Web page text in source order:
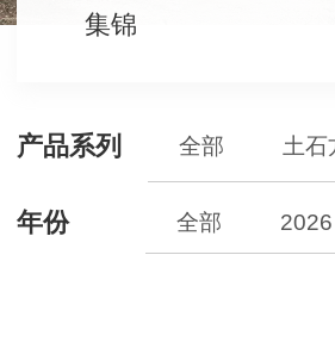
集锦
产品系列 全部 土石
年份 全部 2026